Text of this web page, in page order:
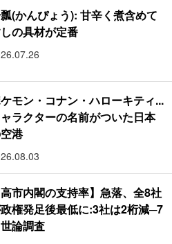
(かんぴょう): 甘辛く煮含めて
の具材が定番
モン・コナン・ハローキティ...
ラクターの名前がついた日本
港
高市内閣の支持率】急落、全8社
権発足後最低に:3社は2桁減─7
論調査